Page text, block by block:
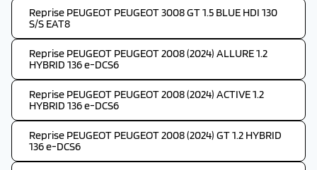
Reprise PEUGEOT PEUGEOT 3008 GT 1.5 BLUE HDI 130
S/S EAT8
Reprise PEUGEOT PEUGEOT 2008 (2024) ALLURE 1.2
HYBRID 136 e-DCS6
Reprise PEUGEOT PEUGEOT 2008 (2024) ACTIVE 1.2
HYBRID 136 e-DCS6
Reprise PEUGEOT PEUGEOT 2008 (2024) GT 1.2 HYBRID
136 e-DCS6